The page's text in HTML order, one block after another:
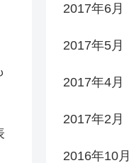
2017年6月
2017年5月
2017年4月
2017年2月
2016年10月